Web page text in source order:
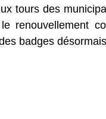
tours des
renouvellement
badges